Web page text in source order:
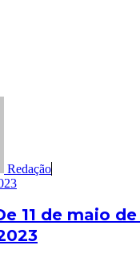
Redação
11 de maio de